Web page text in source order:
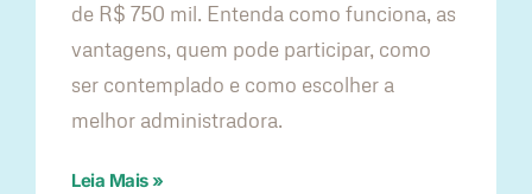
de R$ 750 mil. Entenda como funciona, as
vantagens, quem pode participar, como
ser contemplado e como escolher a
melhor administradora.
Leia Mais »